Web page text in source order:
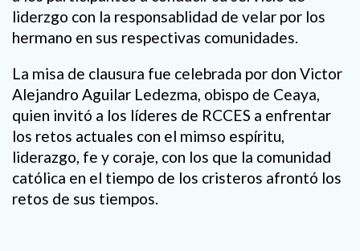
liderzgo con la responsablidad de velar por los
hermano en sus respectivas comunidades.
La misa de clausura fue celebrada por don Victor
Alejandro Aguilar Ledezma, obispo de Ceaya,
quien invitó a los líderes de RCCES a enfrentar
los retos actuales con el mimso espíritu,
liderazgo, fe y coraje, con los que la comunidad
católica en el tiempo de los cristeros afrontó los
retos de sus tiempos.